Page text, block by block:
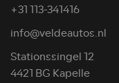
+31 113-341416
info@veldeautos.nl
Stationssingel 12
4421 BG Kapelle